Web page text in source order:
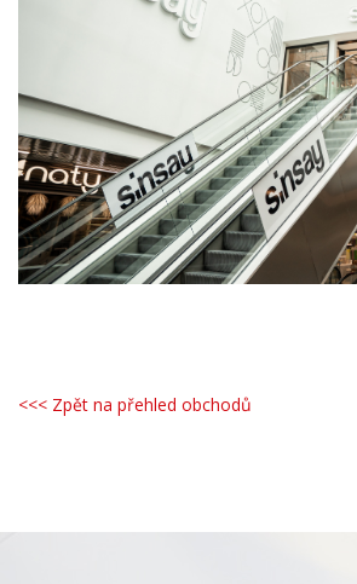
<<< Zpět na přehled obchodů